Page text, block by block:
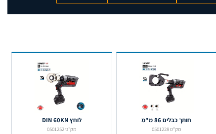
חותך כבלים 86 מ"מ
מק"ט 0501228
לוחץ DIN 60KN
מק"ט 0501252